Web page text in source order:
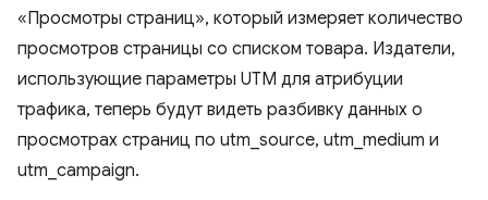
«Просмотры страниц», который измеряет количество
просмотров страницы со списком товара. Издатели,
использующие параметры UTM для атрибуции
трафика, теперь будут видеть разбивку данных о
просмотрах страниц по utm_source, utm_medium и
utm_campaign.